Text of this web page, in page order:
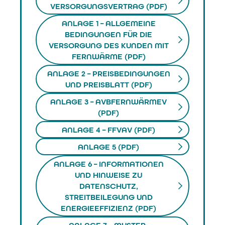
VERSORGUNGSVERTRAG (PDF)
ANLAGE 1 – ALLGEMEINE
BEDINGUNGEN FÜR DIE
VERSORGUNG DES KUNDEN MIT
FERNWÄRME (PDF)
ANLAGE 2 – PREISBEDINGUNGEN
UND PREISBLATT (PDF)
ANLAGE 3 – AVBFERNWÄRMEV
(PDF)
ANLAGE 4 – FFVAV (PDF)
ANLAGE 5 (PDF)
ANLAGE 6 – INFORMATIONEN
UND HINWEISE ZU
DATENSCHUTZ,
STREITBEILEGUNG UND
ENERGIEEFFIZIENZ (PDF)